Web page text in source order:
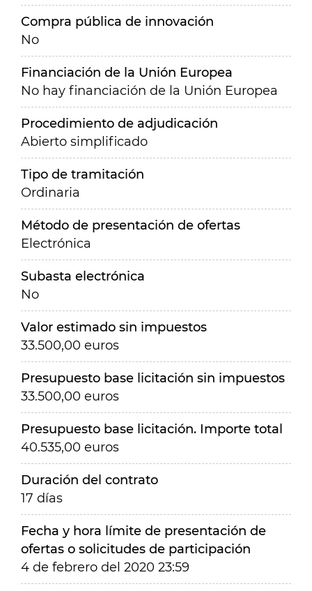
Compra pública de innovación
No
Financiación de la Unión Europea
No hay financiación de la Unión Europea
Procedimiento de adjudicación
Abierto simplificado
Tipo de tramitación
Ordinaria
Método de presentación de ofertas
Electrónica
Subasta electrónica
No
Valor estimado sin impuestos
33.500,00 euros
Presupuesto base licitación sin impuestos
33.500,00 euros
Presupuesto base licitación. Importe total
40.535,00 euros
Duración del contrato
17 días
Fecha y hora límite de presentación de
ofertas o solicitudes de participación
4 de febrero del 2020 23:59